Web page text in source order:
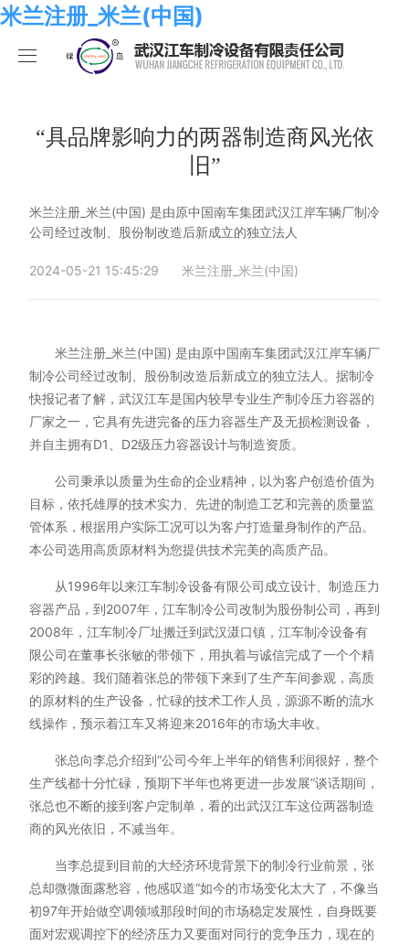
米兰注册_米兰(中国)
米兰注册_米兰(中国)
化工系列
热泵系列
食品系列
其他定制系列
米兰注册_米兰(中国)
组织结构
样本手册
米兰注册_米兰(中国)
业绩考核
员工发展
招聘岗位
售后服务
米兰注册_米兰(中国)
在线留言
“具品牌影响力的两器制造商风光依
旧”
米兰注册_米兰(中国) 是由原中国南车集团武汉江岸车辆厂制冷
公司经过改制、股份制改造后新成立的独立法人
2024-05-21 15:45:29 米兰注册_米兰(中国)
米兰注册_米兰(中国) 是由原中国南车集团武汉江岸车辆厂
制冷公司经过改制、股份制改造后新成立的独立法人。据制冷
快报记者了解，武汉江车是国内较早专业生产制冷压力容器的
厂家之一，它具有先进完备的压力容器生产及无损检测设备，
并自主拥有D1、D2级压力容器设计与制造资质。
公司秉承以质量为生命的企业精神，以为客户创造价值为
目标，依托雄厚的技术实力、先进的制造工艺和完善的质量监
管体系，根据用户实际工况可以为客户打造量身制作的产品。
本公司选用高质原材料为您提供技术完美的高质产品。
从1996年以来江车制冷设备有限公司成立设计、制造压力
容器产品，到2007年，江车制冷公司改制为股份制公司，再到
2008年，江车制冷厂址搬迁到武汉滠口镇，江车制冷设备有
限公司在董事长张敏的带领下，用执着与诚信完成了一个个精
彩的跨越。我们随着张总的带领下来到了生产车间参观，高质
的原材料的生产设备，忙碌的技术工作人员，源源不断的流水
线操作，预示着江车又将迎来2016年的市场大丰收。
张总向李总介绍到“公司今年上半年的销售利润很好，整个
生产线都十分忙碌，预期下半年也将更进一步发展”谈话期间，
张总也不断的接到客户定制单，看的出武汉江车这位两器制造
商的风光依旧，不减当年。
当李总提到目前的大经济环境背景下的制冷行业前景，张
总却微微面露愁容，他感叹道“如今的市场变化太大了，不像当
初97年开始做空调领域那段时间的市场稳定发展性，自身既要
面对宏观调控下的经济压力又要面对同行的竞争压力，现在的